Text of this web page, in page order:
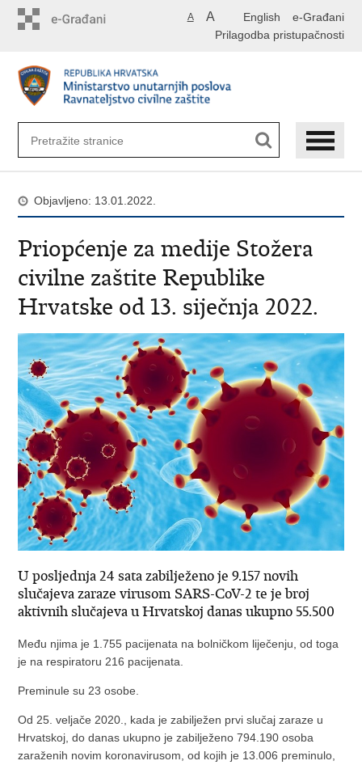
English e-Građani
A A
Prilagodba pristupačnosti
Objavljeno: 13.01.2022.
Priopćenje za medije Stožera
civilne zaštite Republike
Hrvatske od 13. siječnja 2022.
U posljednja 24 sata zabilježeno je 9.157 novih
slučajeva zaraze virusom SARS-CoV-2 te je broj
aktivnih slučajeva u Hrvatskoj danas ukupno 55.500
Među njima je 1.755 pacijenata na bolničkom liječenju, od toga
je na respiratoru 216 pacijenata.
Preminule su 23 osobe.
Od 25. veljače 2020., kada je zabilježen prvi slučaj zaraze u
Hrvatskoj, do danas ukupno je zabilježeno 794.190 osoba
zaraženih novim koronavirusom, od kojih je 13.006 preminulo,